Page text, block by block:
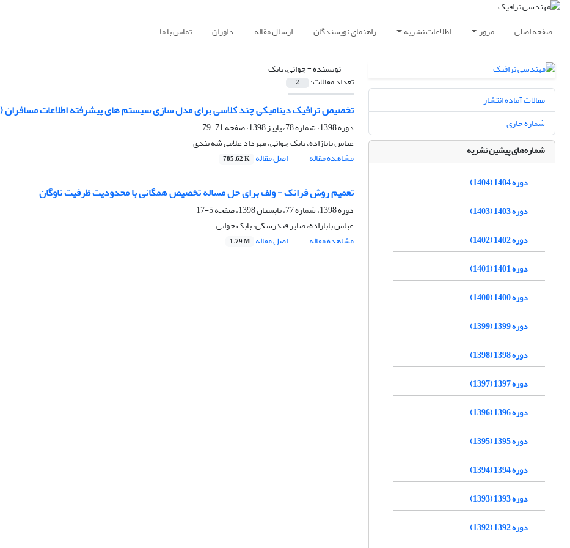
صفحه اصلی مرور اطلاعات نشریه راهنمای نویسندگان ارسال مقاله داوران تماس با ما
نویسنده =جوانی، بابک
تعداد مقالات: 2
تخصیص ترافیک دینامیکی چند کلاسی برای مدل سازی سیستم‌ های پیشرفته اطلاعات مسافران (ATIS) در شبکه تهران: مقایسه نتایج استاتیکی و دینامیکی
دوره 1398، شماره 78، پاییز 1398، صفحه
71-79
عباس بابازاده، بابک جوانی، مهرداد غلامی شه بندی
مشاهده مقاله
اصل مقاله 785.62 K
تعمیم روش فرانک - ولف برای حل مساله تخصیص همگانی با محدودیت ظرفیت ناوگان
دوره 1398، شماره 77، تابستان 1398، صفحه
5-17
عباس بابازاده، صابر فندرسکی، بابک جوانی
مشاهده مقاله
اصل مقاله 1.79 M
مقالات آماده انتشار
شماره جاری
شماره‌های پیشین نشریه
دوره 1404 (1404)
دوره 1403 (1403)
دوره 1402 (1402)
دوره 1401 (1401)
دوره 1400 (1400)
دوره 1399 (1399)
دوره 1398 (1398)
دوره 1397 (1397)
دوره 1396 (1396)
دوره 1395 (1395)
دوره 1394 (1394)
دوره 1393 (1393)
دوره 1392 (1392)